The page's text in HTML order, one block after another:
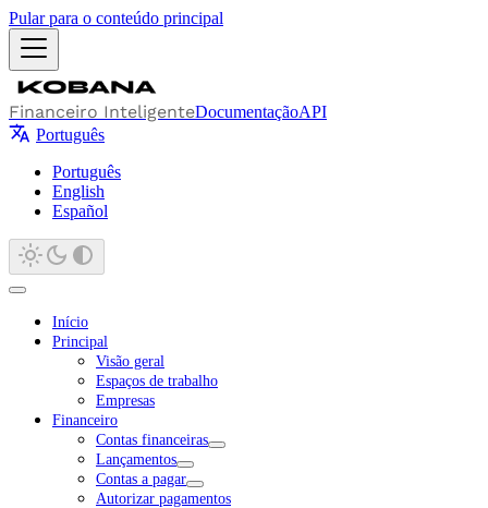
Pular para o conteúdo principal
Financeiro InteligenteDocumentaçãoAPI
Português
Português
English
Español
Início
Principal
Visão geral
Espaços de trabalho
Empresas
Financeiro
Contas financeiras
Lançamentos
Contas a pagar
Autorizar pagamentos